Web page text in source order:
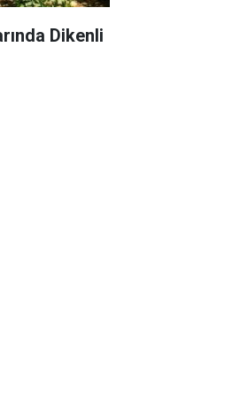
Dikenli